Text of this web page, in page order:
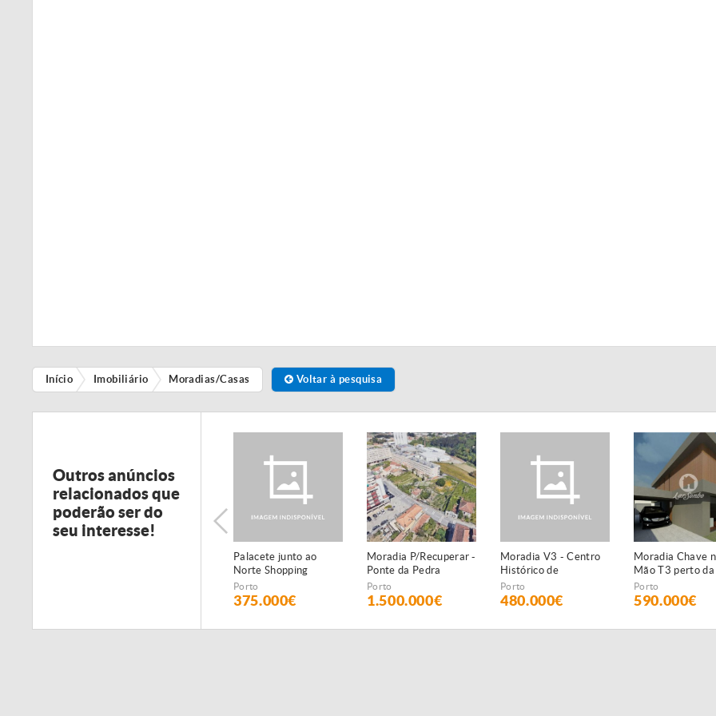
Início Imobiliário Moradias/Casas Voltar à pesquisa
Outros anúncios
relacionados que
poderão ser do
seu interesse!
Palacete junto ao
Norte Shopping
Porto
375.000€
Moradia P/Recuperar -
Ponte da Pedra
Porto
1.500.000€
Moradia V3 - Centro
Histórico de
Matosinhos
Porto
480.000€
Moradia Chave
Mão T3 perto
de Lavra,
Porto
590.000€